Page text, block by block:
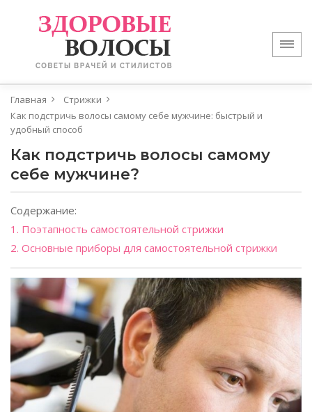
Главная
Стрижки
Как подстричь волосы самому себе мужчине: быстрый и
удобный способ
Как подстричь волосы самому
себе мужчине?
Содержание:
1. Поэтапность самостоятельной стрижки
2. Основные приборы для самостоятельной стрижки